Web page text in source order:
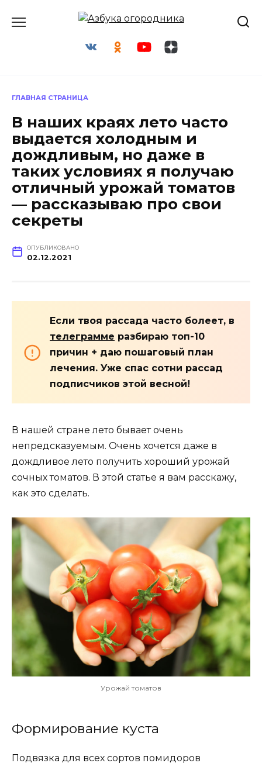
ГЛАВНАЯ СТРАНИЦА
В наших краях лето часто
выдается холодным и
дождливым, но даже в
таких условиях я получаю
отличный урожай томатов
— рассказываю про свои
секреты
ОПУБЛИКОВАНО
02.12.2021
Если твоя рассада часто болеет, в
телеграмме разбираю топ-10
причин + даю пошаговый план
лечения. Уже спас сотни рассад
подписчиков этой весной!
В нашей стране лето бывает очень
непредсказуемым. Очень хочется даже в
дождливое лето получить хороший урожай
сочных томатов. В этой статье я вам расскажу,
как это сделать.
Урожай томатов
Формирование куста
Подвязка для всех сортов помидоров